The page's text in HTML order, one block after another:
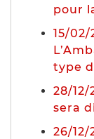
pour
15/02/
type
28/12/
sera
26/